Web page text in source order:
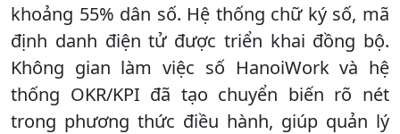
khoảng 55% dân số. Hệ thống chữ ký số, mã
định danh điện tử được triển khai đồng bộ.
Không gian làm việc số HanoiWork và hệ
thống OKR/KPI đã tạo chuyển biến rõ nét
trong phương thức điều hành, giúp quản lý